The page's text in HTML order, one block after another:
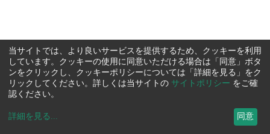
当サイトでは、より良いサービスを提供するため、クッキーを利用
しています。クッキーの使用に同意いただける場合は「同意」ボタ
ンをクリックし、クッキーポリシーについては「詳細を見る」をク
リックしてください。詳しくは当サイトの サイトポリシー をご確
認ください。
詳細を見る ... 同意